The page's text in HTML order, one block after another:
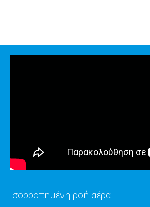
Ισορροπημένη ροή αέρα